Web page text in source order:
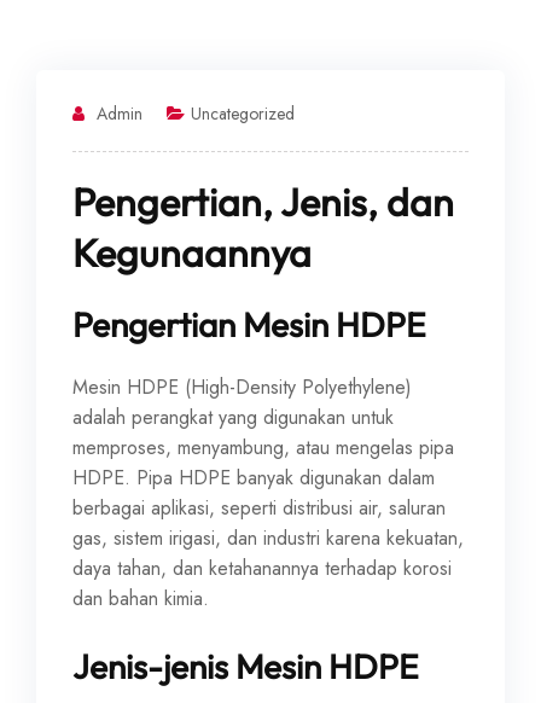
Admin Uncategorized
Pengertian, Jenis, dan
Kegunaannya
Pengertian Mesin HDPE
Mesin HDPE (High-Density Polyethylene)
adalah perangkat yang digunakan untuk
memproses, menyambung, atau mengelas pipa
HDPE. Pipa HDPE banyak digunakan dalam
berbagai aplikasi, seperti distribusi air, saluran
gas, sistem irigasi, dan industri karena kekuatan,
daya tahan, dan ketahanannya terhadap korosi
dan bahan kimia.
Jenis-jenis Mesin HDPE